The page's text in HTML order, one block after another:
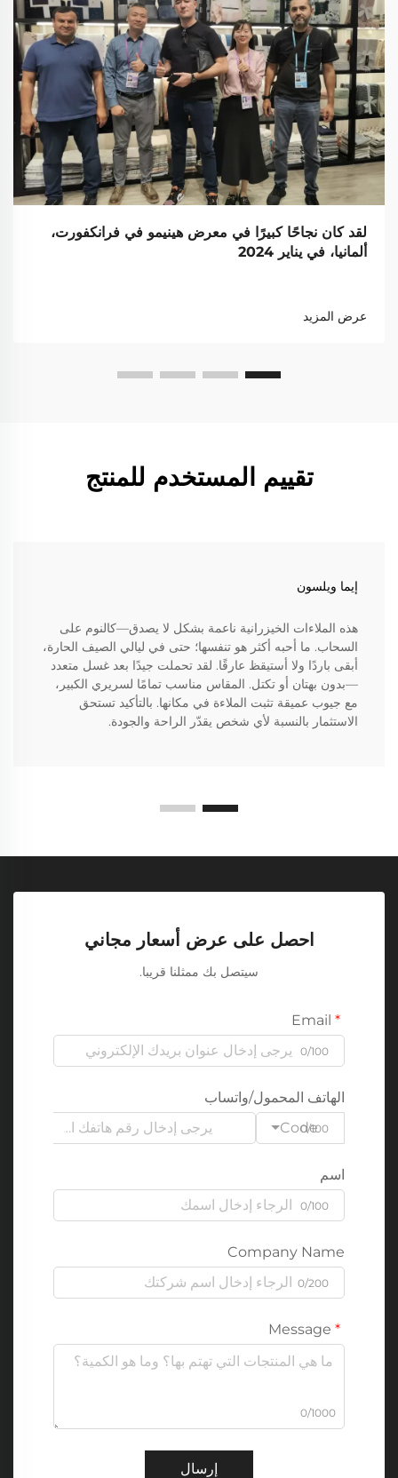
لقد كان نجاحًا كبيرًا في معرض هينيمو في فرانكفورت،
ألمانيا، في يناير 2024
عرض المزيد
تقييم المستخدم للمنتج
إيما ويلسون
هذه الملاءات الخيزرانية ناعمة بشكل لا يصدق—كالنوم على
السحاب. ما أحبه أكثر هو تنفسها؛ حتى في ليالي الصيف الحارة،
أبقى باردًا ولا أستيقظ عارقًا. لقد تحملت جيدًا بعد غسل متعدد
—بدون بهتان أو تكتل. المقاس مناسب تمامًا لسريري الكبير،
مع جيوب عميقة تثبت الملاءة في مكانها. بالتأكيد تستحق
الاستثمار بالنسبة لأي شخص يقدّر الراحة والجودة.
احصل على عرض أسعار مجاني
سيتصل بك ممثلنا قريبا.
0/100
الهاتف المحمول/واتساب
Code
0/100
اسم
0/100
Company Name
0/200
0/1000
إرسال